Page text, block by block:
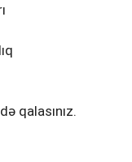
qalasınız.